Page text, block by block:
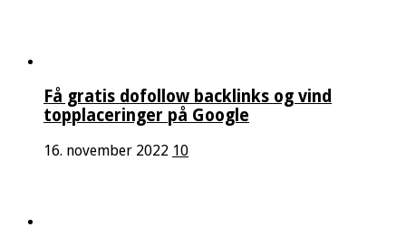
Få gratis dofollow backlinks og vind
topplaceringer på Google
16. november 2022 10